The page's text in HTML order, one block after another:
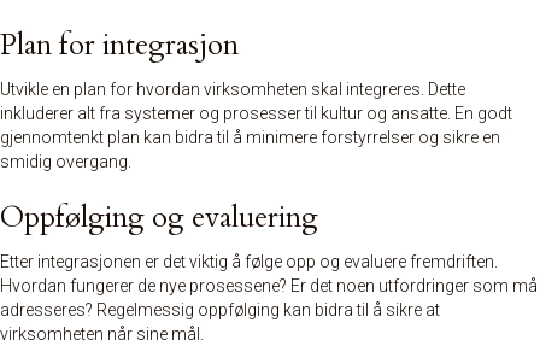
Plan for integrasjon
Utvikle en plan for hvordan virksomheten skal integreres. Dette
inkluderer alt fra systemer og prosesser til kultur og ansatte. En godt
gjennomtenkt plan kan bidra til å minimere forstyrrelser og sikre en
smidig overgang.
Oppfølging og evaluering
Etter integrasjonen er det viktig å følge opp og evaluere fremdriften.
Hvordan fungerer de nye prosessene? Er det noen utfordringer som må
adresseres? Regelmessig oppfølging kan bidra til å sikre at
virksomheten når sine mål.